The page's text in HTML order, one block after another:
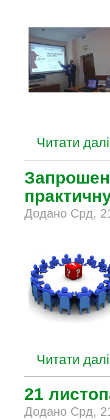
Читати далі
Додано Срд,
Читати далі
21
Додано Срд,